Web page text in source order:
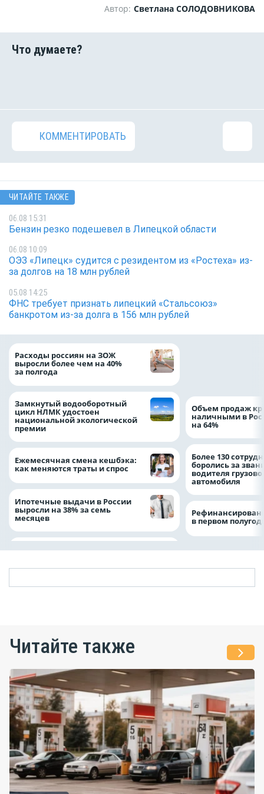
Автор: Светлана СОЛОДОВНИКОВА
КОММЕНТИРОВАТЬ
ЧИТАЙТЕ ТАКЖЕ
06.08 15:31
Бензин резко подешевел в Липецкой области
06.08 10:09
ОЭЗ «Липецк» судится с резидентом из «Ростеха» из-
за долгов на 18 млн рублей
05.08 14:25
ФНС требует признать липецкий «Стальсоюз»
банкротом из-за долга в 156 млн рублей
Расходы россиян на ЗОЖ
выросли более чем на 40%
за полгода
Замкнутый водооборотный
цикл НЛМК удостоен
национальной экологической
премии
Ежемесячная смена кешбэка:
как меняются траты и спрос
Ипотечные выдачи в России
выросли на 38% за семь
месяцев
Объем продаж
наличными в
на 64%
Более 130
боролись за
водителя
автомобиля
в первом
Читайте также